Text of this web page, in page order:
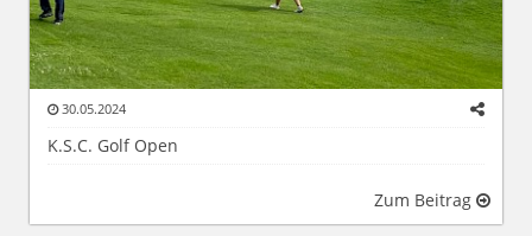
30.05.2024
K.S.C. Golf Open
Zum Beitrag